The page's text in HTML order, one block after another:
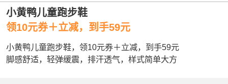
小黄鸭儿童跑步鞋
领10元券＋立减，到手59元
小黄鸭儿童跑步鞋，领10元券＋立减，到手59元
脚感舒适，轻弹缓震，排汗透气，样式简单大方